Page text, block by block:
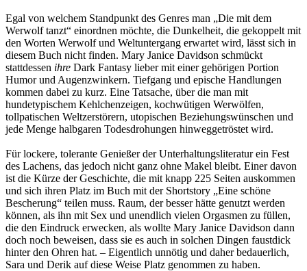
Egal von welchem Standpunkt des Genres man „Die mit dem
Werwolf tanzt“ einordnen möchte, die Dunkelheit, die gekoppelt mit
den Worten Werwolf und Weltuntergang erwartet wird, lässt sich in
diesem Buch nicht finden. Mary Janice Davidson schmückt
stattdessen ihre Dark Fantasy lieber mit einer gehörigen Portion
Humor und Augenzwinkern. Tiefgang und epische Handlungen
kommen dabei zu kurz. Eine Tatsache, über die man mit
hundetypischem Kehlchenzeigen, kochwütigen Werwölfen,
tollpatischen Weltzerstörern, utopischen Beziehungswünschen und
jede Menge halbgaren Todesdrohungen hinweggetröstet wird.
Für lockere, tolerante Genießer der Unterhaltungsliteratur ein Fest
des Lachens, das jedoch nicht ganz ohne Makel bleibt. Einer davon
ist die Kürze der Geschichte, die mit knapp 225 Seiten auskommen
und sich ihren Platz im Buch mit der Shortstory „Eine schöne
Bescherung“ teilen muss. Raum, der besser hätte genutzt werden
können, als ihn mit Sex und unendlich vielen Orgasmen zu füllen,
die den Eindruck erwecken, als wollte Mary Janice Davidson dann
doch noch beweisen, dass sie es auch in solchen Dingen faustdick
hinter den Ohren hat. – Eigentlich unnötig und daher bedauerlich,
Sara und Derik auf diese Weise Platz genommen zu haben.